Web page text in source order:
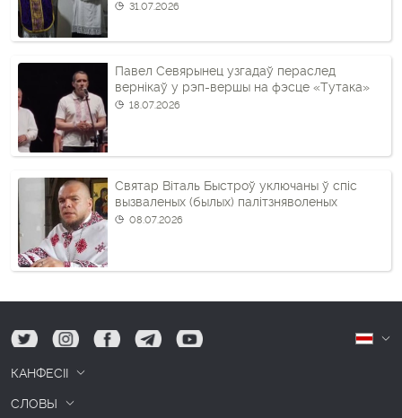
31.07.2026
Павел Севярынец узгадаў пераслед
вернікаў у рэп-вершы на фэсце «Тутака»
18.07.2026
Святар Віталь Быстроў уключаны ў спіс
вызваленых (былых) палітзняволеных
08.07.2026
tw ig fb tg yt
КАНФЕСІІ
СЛОВЫ